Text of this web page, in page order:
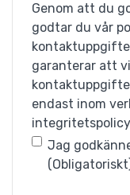
S
a
m
t
y
Genom att du
godtar du vår
garanterar att
endast inom
Jag